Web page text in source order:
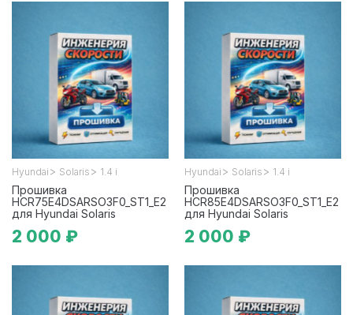
Hyundai > Solaris > 1.4 i
Прошивка
HCR75E4DSARSO3F0_ST1_E2
для Hyundai Solaris
2 000 ₽
Hyundai > Solaris > 1.4 i
Прошивка
HCR85E4DSARSO3F0_ST1_E2
для Hyundai Solaris
2 000 ₽